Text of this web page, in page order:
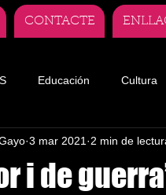
CONTACTE
Educación Cultura
Teatro andorrano
i de
3 mar 2021 2 min de